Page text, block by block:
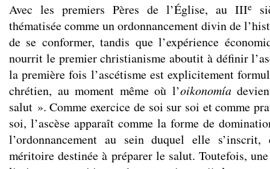
Avec les premiers Pères de l’Église, au IIIe
thématisée comme un ordonnancement divin de
de se conformer, tandis que l’expérience
nourrit le premier christianisme aboutit à définir
la première fois l’ascétisme est explicitement
chrétien, au moment même où l’oikonomía
salut ». Comme exercice de soi sur soi et comme
soi, l’ascèse apparaît comme la forme de
l’ordonnancement au sein duquel elle
méritoire destinée à préparer le salut. Toutefois,